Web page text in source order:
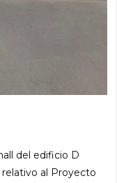
del edificio D
al Proyecto